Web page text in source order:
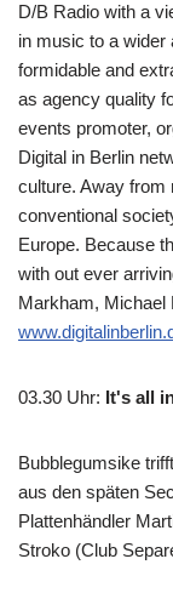
D/B Radio with a
in music to a wider
formidable and
as agency quality
events promoter,
Digital in Berlin
culture. Away from
conventional
Europe. Because
with out ever
Markham, Michael
03.30 Uhr: It's all
Bubblegumsike
aus den späten
Plattenhändler
Stroko (Club